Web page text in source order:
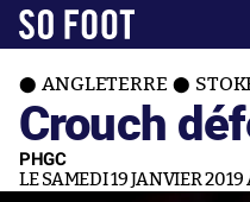
ANGLETERRE
Crouch
PHGC
LE SAMEDI 19 JANVIER 2019